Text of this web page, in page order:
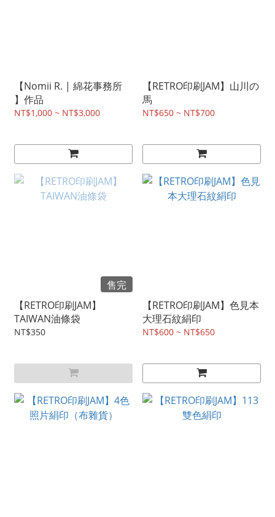
【Nomii R. | 綿花事務所
】作品
NT$1,000 ~ NT$3,000
【RETRO印刷JAM】山川の
馬
NT$650 ~ NT$700
售完
【RETRO印刷JAM】
TAIWAN油條袋
NT$350
【RETRO印刷JAM】色見本
大理石紋絹印
NT$600 ~ NT$650